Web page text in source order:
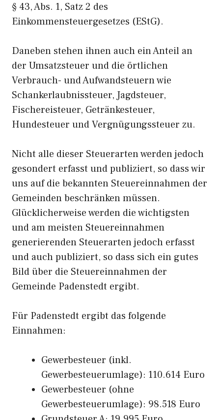
§ 43, Abs. 1, Satz 2 des
Einkommensteuergesetzes (EStG).
Daneben stehen ihnen auch ein Anteil an
der Umsatzsteuer und die örtlichen
Verbrauch- und Aufwandsteuern wie
Schankerlaubnissteuer, Jagdsteuer,
Fischereisteuer, Getränkesteuer,
Hundesteuer und Vergnügungssteuer zu.
Nicht alle dieser Steuerarten werden jedoch
gesondert erfasst und publiziert, so dass wir
uns auf die bekannten Steuereinnahmen der
Gemeinden beschränken müssen.
Glücklicherweise werden die wichtigsten
und am meisten Steuereinnahmen
generierenden Steuerarten jedoch erfasst
und auch publiziert, so dass sich ein gutes
Bild über die Steuereinnahmen der
Gemeinde Padenstedt ergibt.
Für Padenstedt ergibt das folgende
Einnahmen:
Gewerbesteuer (inkl.
Gewerbesteuerumlage): 110.614 Euro
Gewerbesteuer (ohne
Gewerbesteuerumlage): 98.518 Euro